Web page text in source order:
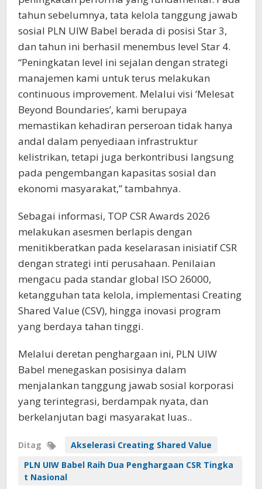
tahun sebelumnya, tata kelola tanggung jawab
sosial PLN UIW Babel berada di posisi Star 3,
dan tahun ini berhasil menembus level Star 4.
“Peningkatan level ini sejalan dengan strategi
manajemen kami untuk terus melakukan
continuous improvement. Melalui visi ‘Melesat
Beyond Boundaries’, kami berupaya
memastikan kehadiran perseroan tidak hanya
andal dalam penyediaan infrastruktur
kelistrikan, tetapi juga berkontribusi langsung
pada pengembangan kapasitas sosial dan
ekonomi masyarakat,” tambahnya.
Sebagai informasi, TOP CSR Awards 2026
melakukan asesmen berlapis dengan
menitikberatkan pada keselarasan inisiatif CSR
dengan strategi inti perusahaan. Penilaian
mengacu pada standar global ISO 26000,
ketangguhan tata kelola, implementasi Creating
Shared Value (CSV), hingga inovasi program
yang berdaya tahan tinggi.
Melalui deretan penghargaan ini, PLN UIW
Babel menegaskan posisinya dalam
menjalankan tanggung jawab sosial korporasi
yang terintegrasi, berdampak nyata, dan
berkelanjutan bagi masyarakat luas..
Ditag
Akselerasi Creating Shared Value
PLN UIW Babel Raih Dua Penghargaan CSR Tingka
t Nasional